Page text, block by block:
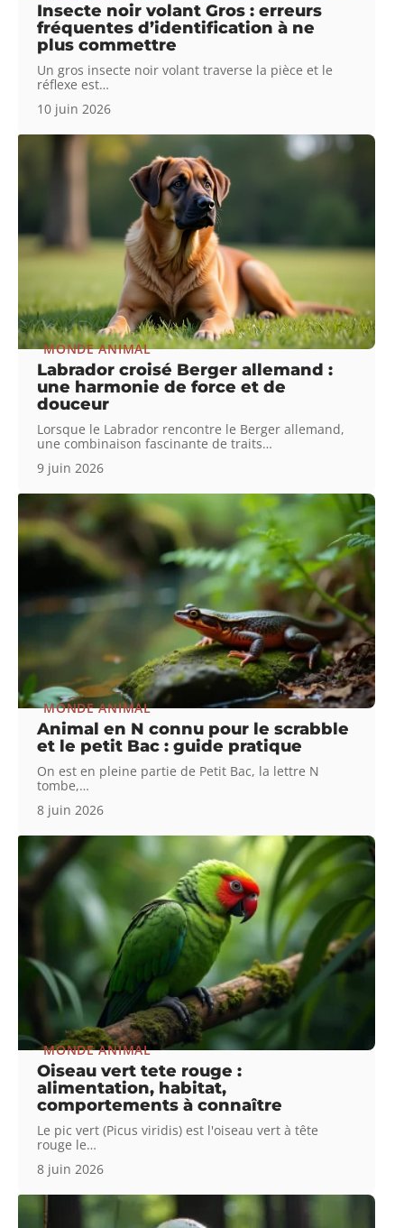
Insecte noir volant Gros : erreurs
fréquentes d’identification à ne
plus commettre
Un gros insecte noir volant traverse la pièce et le
réflexe est…
10 juin 2026
MONDE ANIMAL
Labrador croisé Berger allemand :
une harmonie de force et de
douceur
Lorsque le Labrador rencontre le Berger allemand,
une combinaison fascinante de traits…
9 juin 2026
MONDE ANIMAL
Animal en N connu pour le scrabble
et le petit Bac : guide pratique
On est en pleine partie de Petit Bac, la lettre N
tombe,…
8 juin 2026
MONDE ANIMAL
Oiseau vert tete rouge :
alimentation, habitat,
comportements à connaître
Le pic vert (Picus viridis) est l'oiseau vert à tête
rouge le…
8 juin 2026